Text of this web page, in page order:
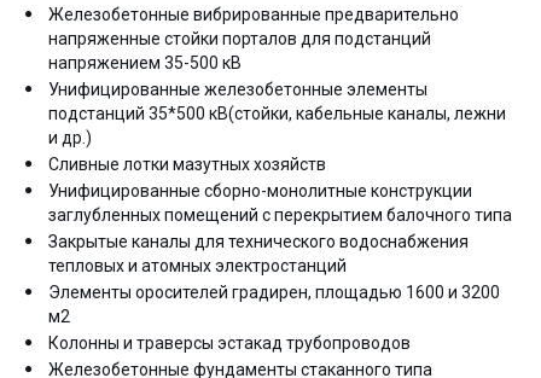
Железобетонные вибрированные предварительно
напряженные стойки порталов для подстанций
напряжением 35-500 кВ
Унифицированные железобетонные элементы
подстанций 35*500 кВ(стойки, кабельные каналы, лежни
и др.)
Сливные лотки мазутных хозяйств
Унифицированные сборно-монолитные конструкции
заглубленных помещений с перекрытием балочного типа
Закрытые каналы для технического водоснабжения
тепловых и атомных электростанций
Элементы оросителей градирен, площадью 1600 и 3200
м2
Колонны и траверсы эстакад трубопроводов
Железобетонные фундаменты стаканного типа